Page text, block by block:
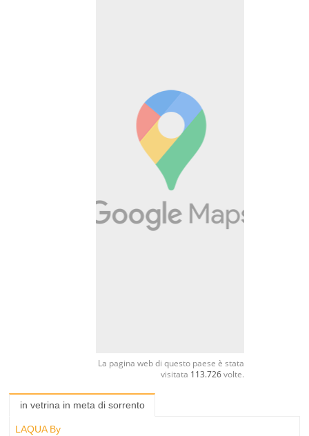
La pagina web di questo paese è stata
visitata 113.726volte.
in vetrina in meta di sorrento
LAQUA By